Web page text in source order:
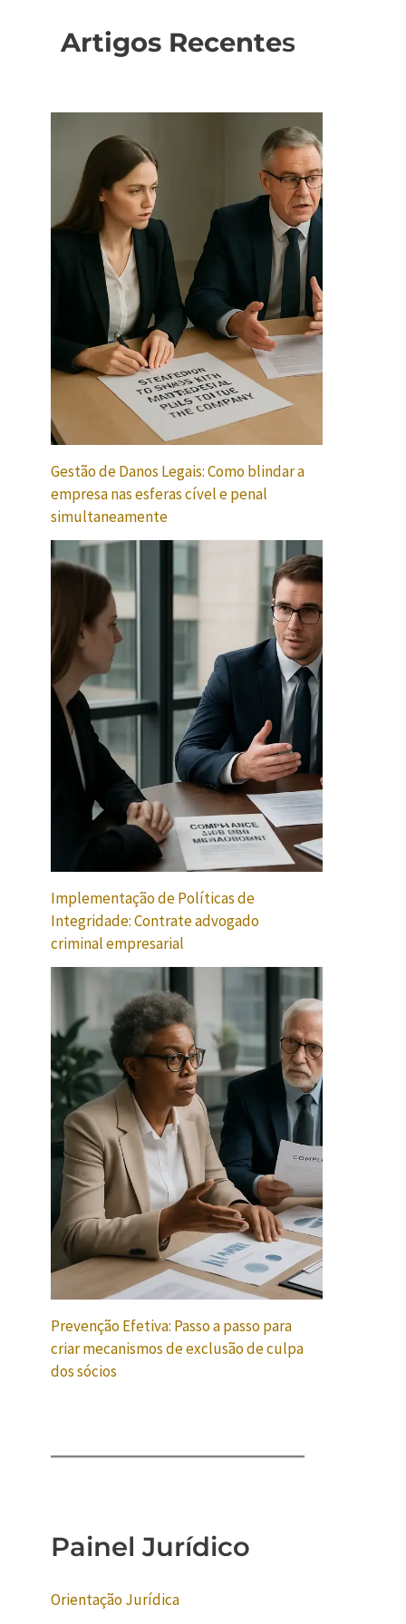
Artigos Recentes
Gestão de Danos Legais: Como blindar a
empresa nas esferas cível e penal
simultaneamente
Implementação de Políticas de
Integridade: Contrate advogado
criminal empresarial
Prevenção Efetiva: Passo a passo para
criar mecanismos de exclusão de culpa
dos sócios
Painel Jurídico
Orientação Jurídica